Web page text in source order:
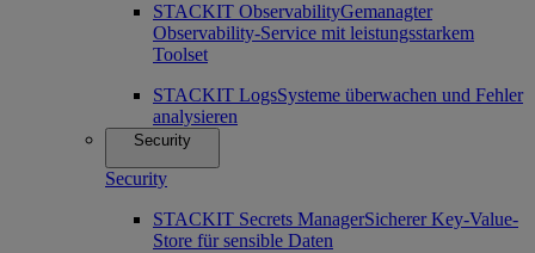
STACKIT ObservabilityGemanagter
Observability-Service mit leistungsstarkem
Toolset
STACKIT LogsSysteme überwachen und Fehler
analysieren
Security
Security
STACKIT Secrets ManagerSicherer Key-Value-
Store für sensible Daten